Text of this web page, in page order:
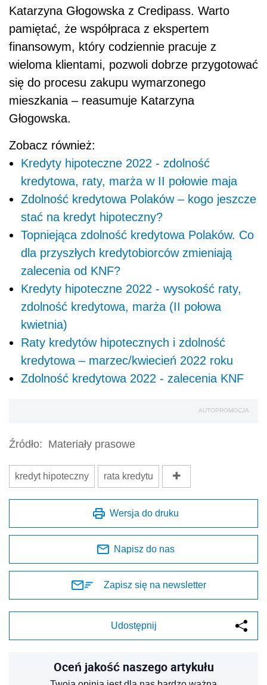
Katarzyna Głogowska z Credipass. Warto
pamiętać, że współpraca z ekspertem
finansowym, który codziennie pracuje z
wieloma klientami, pozwoli dobrze przygotować
się do procesu zakupu wymarzonego
mieszkania – reasumuje Katarzyna
Głogowska.
Zobacz również:
Kredyty hipoteczne 2022 - zdolność
kredytowa, raty, marża w II połowie maja
Zdolność kredytowa Polaków – kogo jeszcze
stać na kredyt hipoteczny?
Topniejąca zdolność kredytowa Polaków. Co
dla przyszłych kredytobiorców zmieniają
zalecenia od KNF?
Kredyty hipoteczne 2022 - wysokość raty,
zdolność kredytowa, marża (II połowa
kwietnia)
Raty kredytów hipotecznych i zdolność
kredytowa – marzec/kwiecień 2022 roku
Zdolność kredytowa 2022 - zalecenia KNF
AUTOPROMOCJA
Źródło: Materiały prasowe
kredyt hipoteczny rata kredytu
Wersja do druku
Napisz do nas
Zapisz się na newsletter
Udostępnij
Oceń jakość naszego artykułu